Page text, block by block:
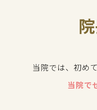
当院では、初め
当院で